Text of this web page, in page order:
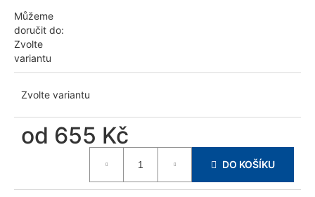
Můžeme
doručit do:
Zvolte
variantu
Zvolte variantu
od 655 Kč
DO KOŠÍKU
u
č
u
j
e
m